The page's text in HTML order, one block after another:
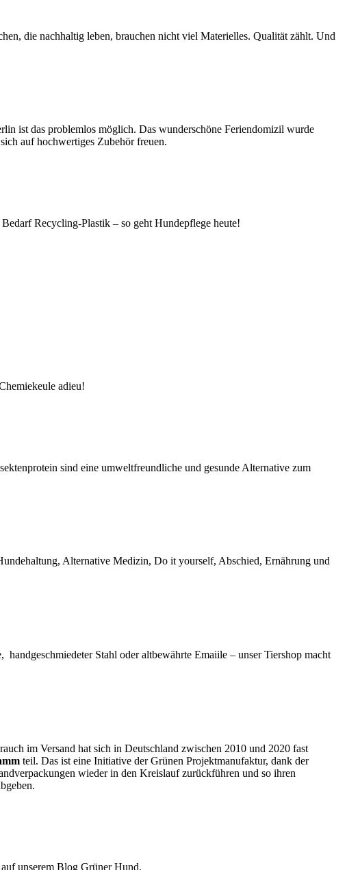
die nachhaltig leben, brauchen nicht viel Materielles. Qualität zählt. Und
ist das problemlos möglich. Das wunderschöne Feriendomizil wurde
auf hochwertiges Zubehör freuen.
Recycling-Plastik – so geht Hundepflege heute!
adieu!
sind eine umweltfreundliche und gesunde Alternative zum
Alternative Medizin, Do it yourself, Abschied, Ernährung und
Stahl oder altbewährte Emaiile – unser Tiershop macht
im Versand hat sich in Deutschland zwischen 2010 und 2020 fast
teil. Das ist eine Initiative der Grünen Projektmanufaktur, dank der
wieder in den Kreislauf zurückführen und so ihren
unserem Blog Grüner Hund.